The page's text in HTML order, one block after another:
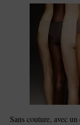
Sans couture, avec